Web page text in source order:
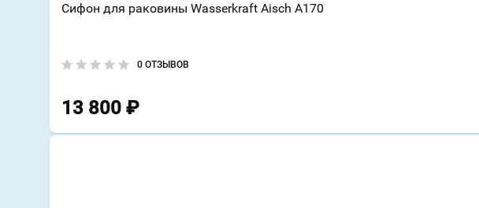
Сифон для раковины Wasserkraft Aisch A170
0 ОТЗЫВОВ
13 800 ₽